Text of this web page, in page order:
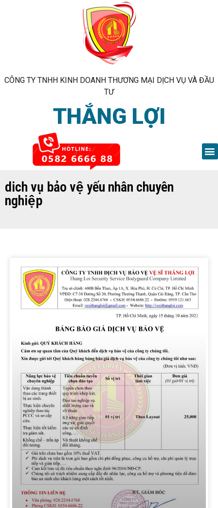
CÔNG TY TNHH KINH DOANH THƯƠNG MẠI DỊCH VỤ VÀ ĐẦU
TƯ
THẮNG LỢI
dich vụ bảo vệ yếu nhân chuyên
nghiệp